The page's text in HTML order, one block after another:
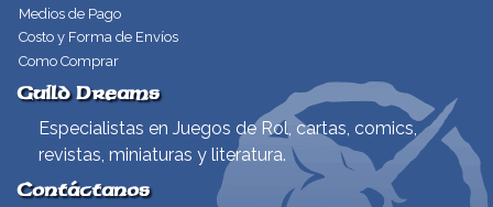
Medios de Pago
Costo y Forma de Envíos
Como Comprar
Guild Dreams
Especialistas en Juegos de Rol, cartas, comics,
revistas, miniaturas y literatura.
Contáctanos